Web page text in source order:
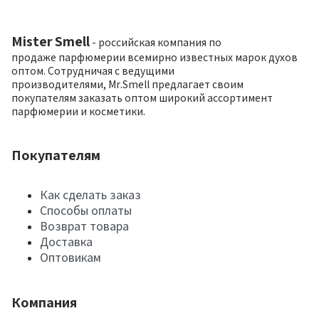
Mister Smell - российская компания по
продаже парфюмерии всемирно известных марок духов
оптом. Сотрудничая с ведущими
производителями, Mr.Smell предлагает своим
покупателям заказать оптом широкий ассортимент
парфюмерии и косметики.
Покупателям
Как сделать заказ
Способы оплаты
Возврат товара
Доставка
Оптовикам
Компания